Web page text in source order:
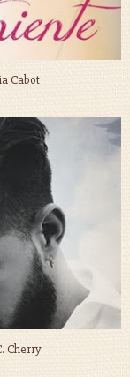
Cabot
Cherry